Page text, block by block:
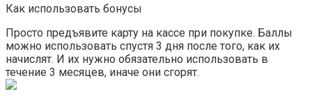
Как использовать бонусы
Просто предъявите карту на кассе при покупке. Баллы
можно использовать спустя 3 дня после того, как их
начислят. И их нужно обязательно использовать в
течение 3 месяцев, иначе они сгорят.